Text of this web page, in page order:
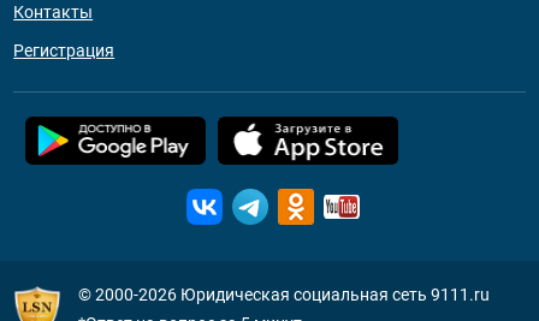
Контакты
Регистрация
© 2000-2026 Юридическая социальная сеть 9111.ru